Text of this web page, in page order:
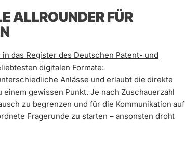
ALLROUNDER FÜR
in das Register des Deutschen Patent- und
digitalen Formate:
Anlässe und erlaubt die direkte
gewissen Punkt. Je nach Zuschauerzahl
zu begrenzen und für die Kommunikation auf
Fragerunde zu starten – ansonsten droht